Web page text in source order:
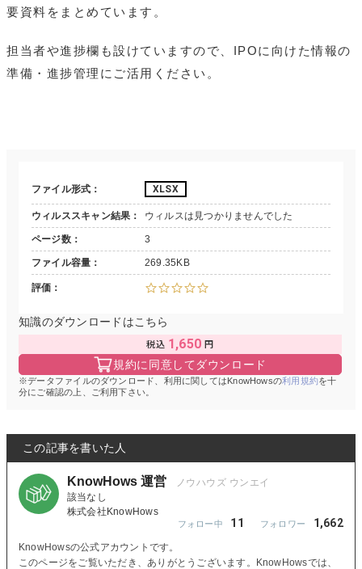
要資料をまとめています。
担当者や進捗欄も設けていますので、IPOに向けた情報の
準備・進捗管理にご活用ください。
ファイル形式 XLSX
ウィルススキャン結果 ウィルスは見つかりませんでした
ページ数 3
ファイル容量 269.35KB
評価
知識のダウンロードはこちら
1,650
規約に同意してダウンロード
データファイルのダウンロード、利用に関してはKnowHowsの利用規約を十
分にご確認の上、ご利用下さい。
この記事を書いた人
KnowHows 運営
該当なし
株式会社KnowHows
11 1,662
KnowHowsの公式アカウントです。
このページをご覧いただき、ありがとうございます。KnowHowsでは、